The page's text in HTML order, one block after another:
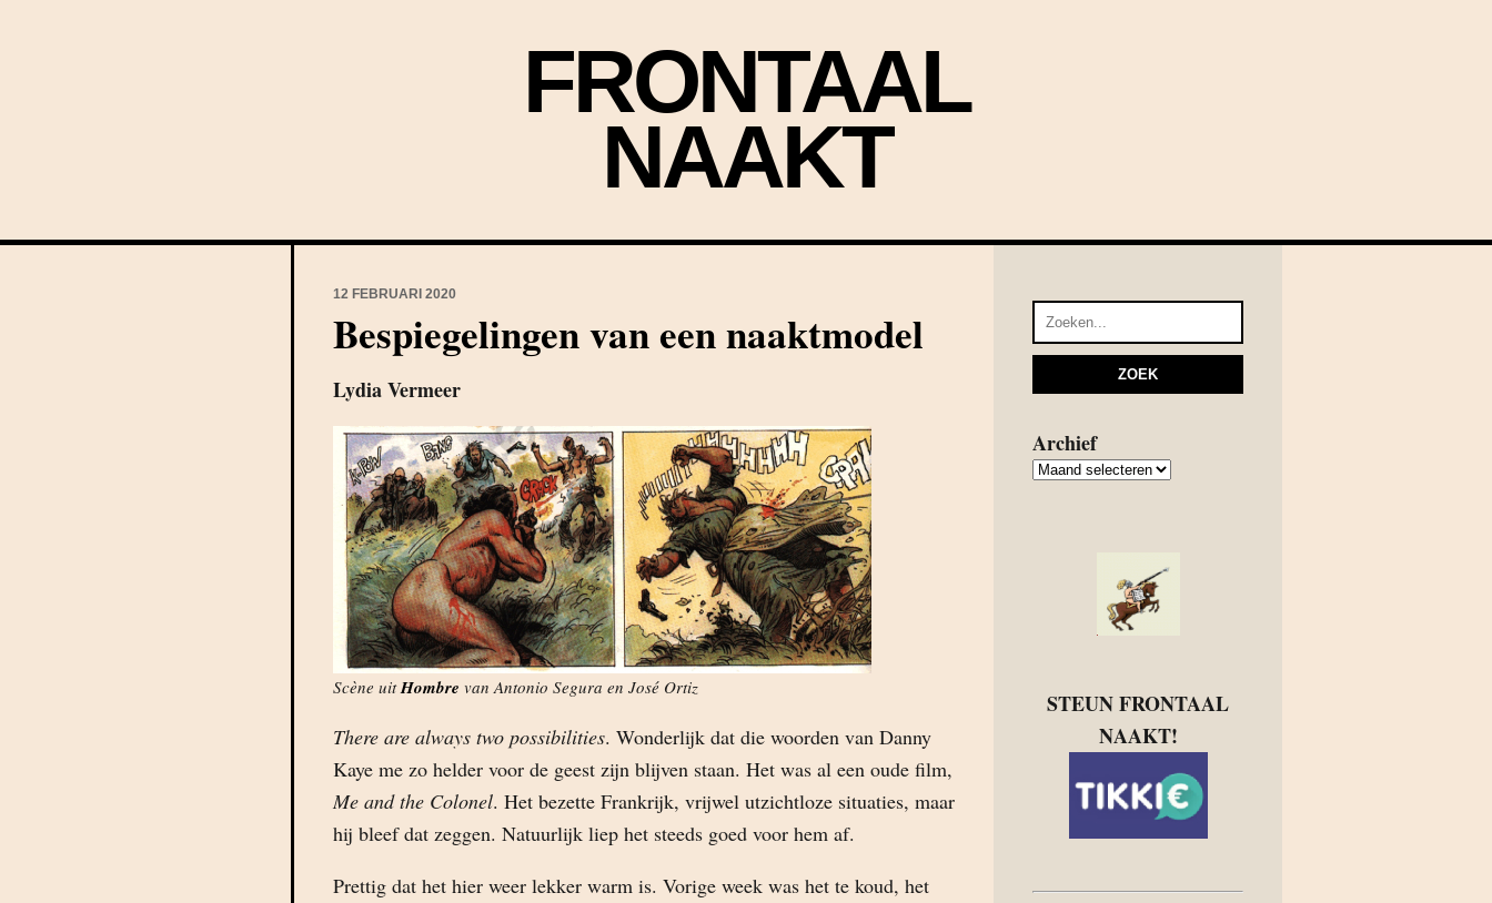
FRONTAAL
NAAKT
12 FEBRUARI 2020
Bespiegelingen van een naaktmodel
Lydia Vermeer
Scène uitHombre van Antonio Segura en José Ortiz
There are always two possibilities. Wonderlijk dat die woorden van Danny
Kaye me zo helder voor de geest zijn blijven staan. Het was al een oude film,
Me and the Colonel. Het bezette Frankrijk, vrijwel utzichtloze situaties, maar
hij bleef dat zeggen. Natuurlijk liep het steeds goed voor hem af.
Prettig dat het hier weer lekker warm is. Vorige week was het te koud, het
Archief
Archief
STEUN FRONTAAL
NAAKT!